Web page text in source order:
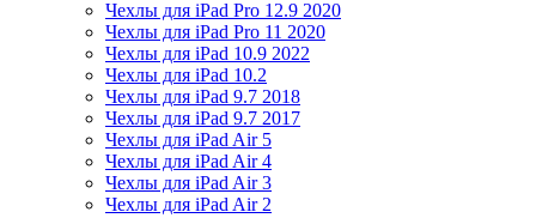
Чехлы для iPad Pro 12.9 2020
Чехлы для iPad Pro 11 2020
Чехлы для iPad 10.9 2022
Чехлы для iPad 10.2
Чехлы для iPad 9.7 2018
Чехлы для iPad 9.7 2017
Чехлы для iPad Air 5
Чехлы для iPad Air 4
Чехлы для iPad Air 3
Чехлы для iPad Air 2